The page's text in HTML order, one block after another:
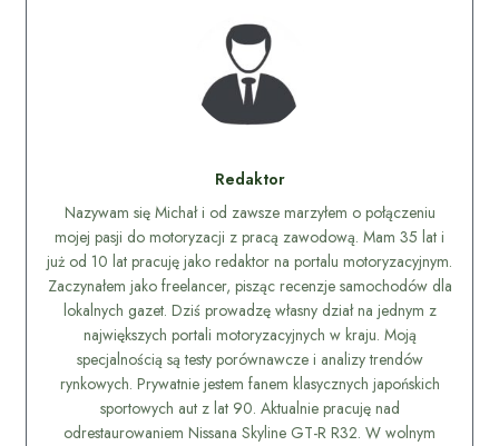
Redaktor
Nazywam się Michał i od zawsze marzyłem o połączeniu
mojej pasji do motoryzacji z pracą zawodową. Mam 35 lat i
już od 10 lat pracuję jako redaktor na portalu motoryzacyjnym.
Zaczynałem jako freelancer, pisząc recenzje samochodów dla
lokalnych gazet. Dziś prowadzę własny dział na jednym z
największych portali motoryzacyjnych w kraju. Moją
specjalnością są testy porównawcze i analizy trendów
rynkowych. Prywatnie jestem fanem klasycznych japońskich
sportowych aut z lat 90. Aktualnie pracuję nad
odrestaurowaniem Nissana Skyline GT-R R32. W wolnym